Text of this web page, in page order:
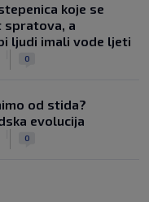
koje se
spratova, a
ljudi imali vode ljeti
0
od stida?
evolucija
0